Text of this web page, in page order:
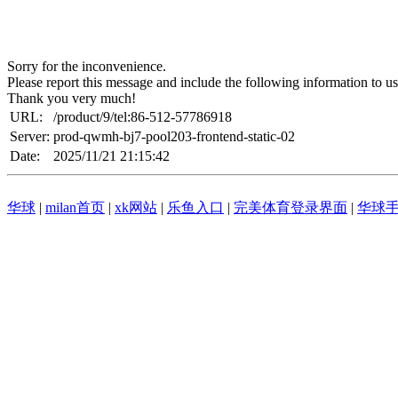
Sorry for the inconvenience.
Please report this message and include the following information to
Thank you very much!
URL:
/product/9/tel:86-512-57786918
Server: prod-qwmh-bj7-pool203-frontend-static-02
Date:
2025/11/21 21:15:42
华球 | milan首页 | xk网站 | 乐鱼入口 | 完美体育登录界面 | 华球